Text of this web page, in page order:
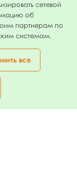
сетевой
об
партнерам по
системам.
все